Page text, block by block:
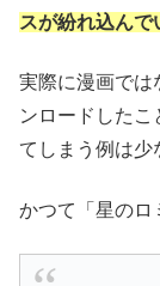
スが紛れ込んで
実際に漫画では
ンロードした
てしまう例は少
かつて「星のロ